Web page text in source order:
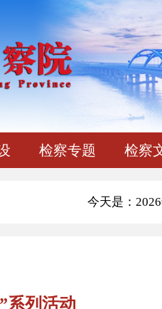
检察专题 检察
今天是：
系列活动